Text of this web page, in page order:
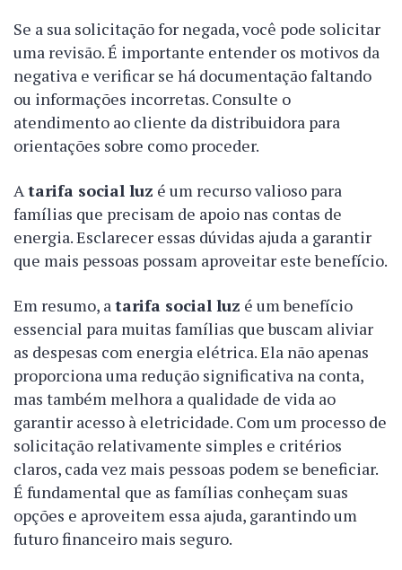
Se a sua solicitação for negada, você pode solicitar
uma revisão. É importante entender os motivos da
negativa e verificar se há documentação faltando
ou informações incorretas. Consulte o
atendimento ao cliente da distribuidora para
orientações sobre como proceder.
Atarifa social luz é um recurso valioso para
famílias que precisam de apoio nas contas de
energia. Esclarecer essas dúvidas ajuda a garantir
que mais pessoas possam aproveitar este benefício.
Em resumo, atarifa social luz é um benefício
essencial para muitas famílias que buscam aliviar
as despesas com energia elétrica. Ela não apenas
proporciona uma redução significativa na conta,
mas também melhora a qualidade de vida ao
garantir acesso à eletricidade. Com um processo de
solicitação relativamente simples e critérios
claros, cada vez mais pessoas podem se beneficiar.
É fundamental que as famílias conheçam suas
opções e aproveitem essa ajuda, garantindo um
futuro financeiro mais seguro.